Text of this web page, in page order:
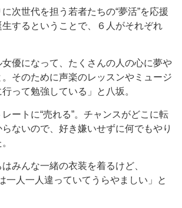
次世代を担う若者たちの“夢活”を応援
するということで、６人がそれぞれ
優になって、たくさんの人の心に夢や
そのために声楽のレッスンやミュージ
って勉強している」と八坂。
ートに“売れる”。チャンスがどこに転
ないので、好き嫌いせずに何でもやり
みんな一緒の衣装を着るけど、
人一人違っていてうらやましい」と